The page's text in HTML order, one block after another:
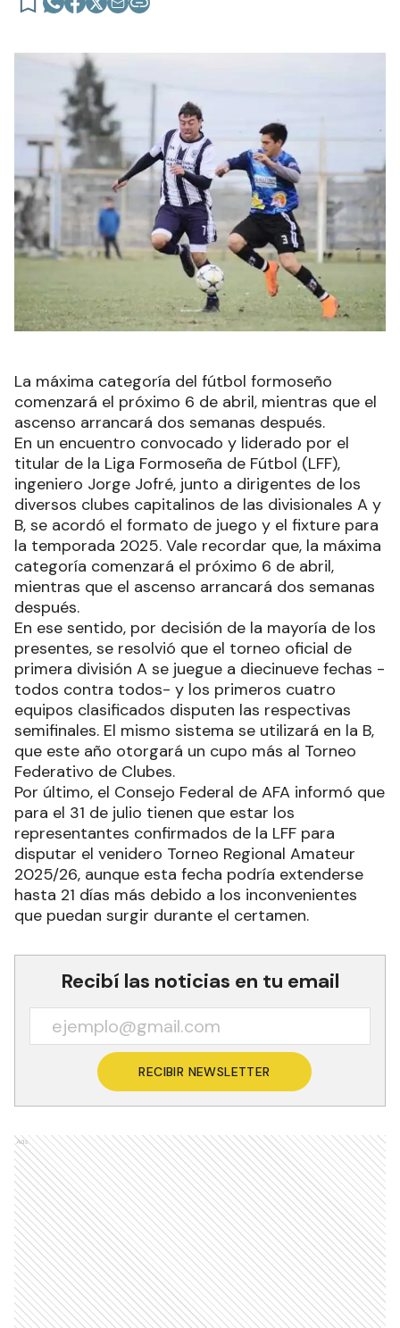
La máxima categoría del fútbol formoseño
comenzará el próximo 6 de abril, mientras que el
ascenso arrancará dos semanas después.
En un encuentro convocado y liderado por el
titular de la Liga Formoseña de Fútbol (LFF),
ingeniero Jorge Jofré, junto a dirigentes de los
diversos clubes capitalinos de las divisionales A y
B, se acordó el formato de juego y el fixture para
la temporada 2025. Vale recordar que, la máxima
categoría comenzará el próximo 6 de abril,
mientras que el ascenso arrancará dos semanas
después.
En ese sentido, por decisión de la mayoría de los
presentes, se resolvió que el torneo oficial de
primera división A se juegue a diecinueve fechas -
todos contra todos- y los primeros cuatro
equipos clasificados disputen las respectivas
semifinales. El mismo sistema se utilizará en la B,
que este año otorgará un cupo más al Torneo
Federativo de Clubes.
Por último, el Consejo Federal de AFA informó que
para el 31 de julio tienen que estar los
representantes confirmados de la LFF para
disputar el venidero Torneo Regional Amateur
2025/26, aunque esta fecha podría extenderse
hasta 21 días más debido a los inconvenientes
que puedan surgir durante el certamen.
Recibí las noticias en tu email
RECIBIR NEWSLETTER
Ads